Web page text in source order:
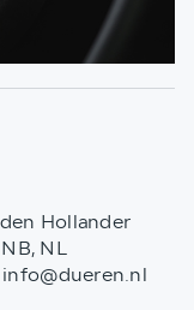
Hollander
NL